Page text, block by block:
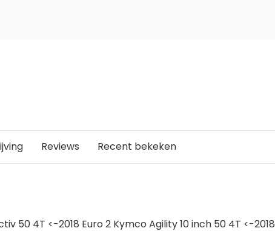
Reviews Recent bekeken
50 4T <-2018 Euro 2 Kymco Agility 10 inch 50 4T <-2018